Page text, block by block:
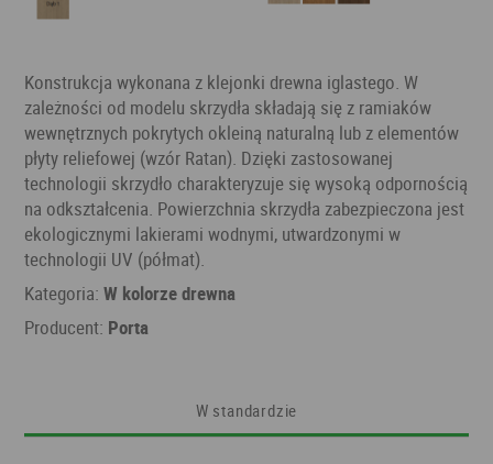
Konstrukcja wykonana z klejonki drewna iglastego. W
zależności od modelu skrzydła składają się z ramiaków
wewnętrznych pokrytych okleiną naturalną lub z elementów
płyty reliefowej (wzór Ratan). Dzięki zastosowanej
technologii skrzydło charakteryzuje się wysoką odpornością
na odkształcenia. Powierzchnia skrzydła zabezpieczona jest
ekologicznymi lakierami wodnymi, utwardzonymi w
technologii UV (półmat).
Kategoria:W kolorze drewna
Producent: Porta
W standardzie